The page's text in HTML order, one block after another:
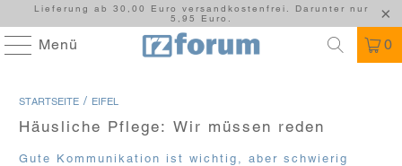
Lieferung ab 30,00 Euro versandkostenfrei. Darunter nur
5,95 Euro.
Menü 0
STARTSEITE / EIFEL
Häusliche Pflege: Wir müssen reden
Gute Kommunikation ist wichtig, aber schwierig